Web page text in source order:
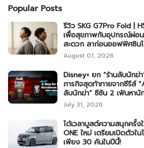
Popular Posts
รีวิว SKG G7Pro Fold |
เพื่อสุขภาพกับอุปกรณ์ผ่อ
สะดวก ลาก่อนออฟฟิศซิน
August 01, 2026
Disney+ ยก “ร้านลับนักฆ่
ภารกิจสุดท้าทายจากซีรีส์
ลับนักฆ่า” ซีซัน 2 เฟ้นหานัก
July 31, 2026
ได้เวลาบูสต์ความสนุกครั้
ONE ใหม่ เตรียมเปิดตัวใ
เพียง 30 คันในปีนี้!